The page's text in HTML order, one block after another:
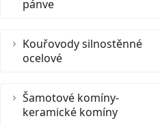
pánve
Kouřovody silnostěnné
ocelové
Šamotové komíny-
keramické komíny